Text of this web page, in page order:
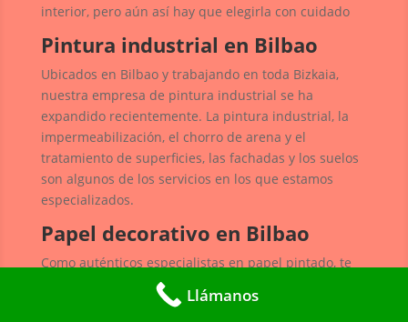
interior, pero aún así hay que elegirla con cuidado
Pintura industrial en Bilbao
Ubicados en Bilbao y trabajando en toda Bizkaia,
nuestra empresa de pintura industrial se ha
expandido recientemente. La pintura industrial, la
impermeabilización, el chorro de arena y el
tratamiento de superficies, las fachadas y los suelos
son algunos de los servicios en los que estamos
especializados.
Papel decorativo en Bilbao
Como auténticos especialistas en papel pintado, te
asesoramos en la elección de papeles pintados,
tapices y revestimientos murales. Y colocamos el
Llámanos